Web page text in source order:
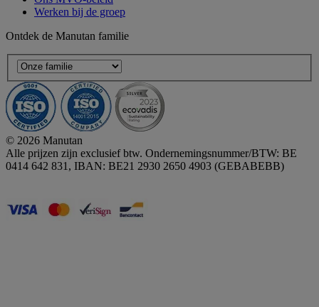
Werken bij de groep
Ontdek de Manutan familie
© 2026 Manutan
Alle prijzen zijn exclusief btw. Ondernemingsnummer/BTW: BE
0414 642 831, IBAN: BE21 2930 2650 4903 (GEBABEBB)